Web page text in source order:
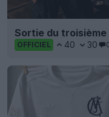
Sortie du
OFFICIEL 40 30